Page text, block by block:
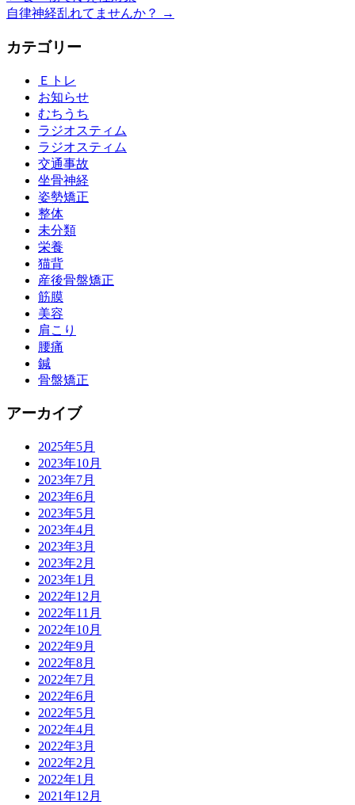
自律神経乱れてませんか？
→
カテゴリー
Ｅトレ
お知らせ
むちうち
ラジオスティム
ラジオスティム
交通事故
坐骨神経
姿勢矯正
整体
未分類
栄養
猫背
産後骨盤矯正
筋膜
美容
肩こり
腰痛
鍼
骨盤矯正
アーカイブ
2025年5月
2023年10月
2023年7月
2023年6月
2023年5月
2023年4月
2023年3月
2023年2月
2023年1月
2022年12月
2022年11月
2022年10月
2022年9月
2022年8月
2022年7月
2022年6月
2022年5月
2022年4月
2022年3月
2022年2月
2022年1月
2021年12月